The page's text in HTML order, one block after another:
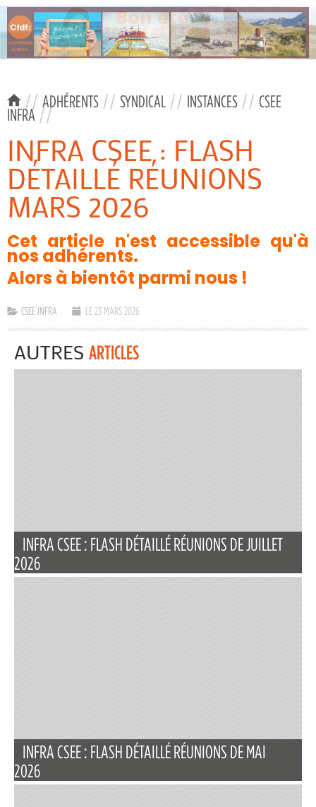
// ADHÉRENTS // SYNDICAL // INSTANCES // CSEE
INFRA //
INFRA CSEE : FLASH
DÉTAILLÉ RÉUNIONS
MARS 2026
Cet article n'est accessible qu'à
nos adhérents.
Alors à bientôt parmi nous !
CSEE INFRA LE 23 MARS 2026
AUTRES ARTICLES
INFRA CSEE : FLASH DÉTAILLÉ RÉUNIONS DE JUILLET
2026
INFRA CSEE : FLASH DÉTAILLÉ RÉUNIONS DE MAI
2026